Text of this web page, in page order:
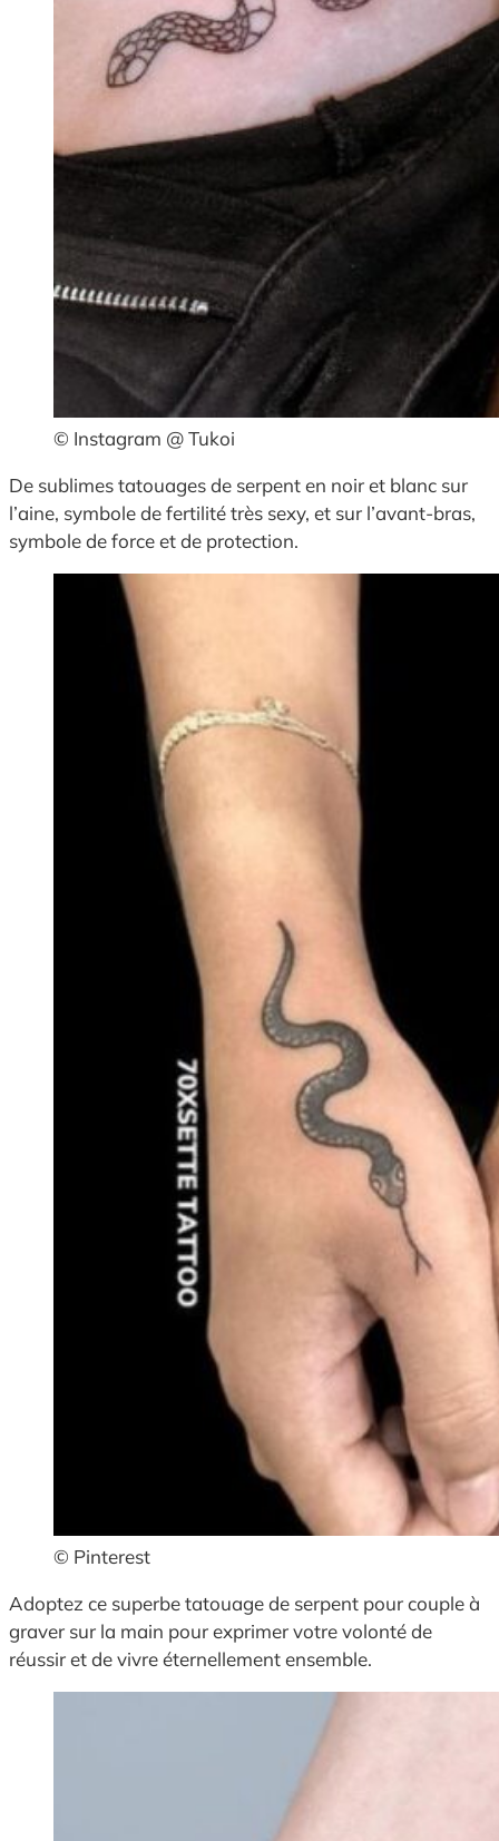
© Instagram @ Tukoi
De sublimes tatouages de serpent en noir et blanc sur
l’aine, symbole de fertilité très sexy, et sur l’avant-bras,
symbole de force et de protection.
© Pinterest
Adoptez ce superbe tatouage de serpent pour couple à
graver sur la main pour exprimer votre volonté de
réussir et de vivre éternellement ensemble.